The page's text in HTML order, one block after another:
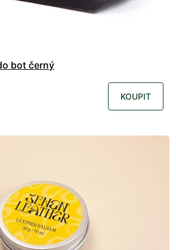
bot černý
KOUPIT